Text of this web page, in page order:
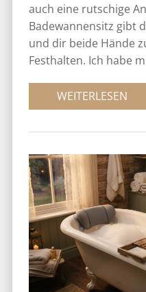
auch eine rutschige
Badewannensitz gibt
und dir beide Hände
Festhalten. Ich habe
WEITERLESEN